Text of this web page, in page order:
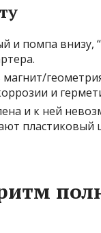
и помпа внизу,
магнит/
и
и к ней